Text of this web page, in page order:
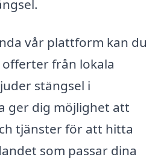
vår plattform kan du
från lokala
stängsel i
ger dig möjlighet att
tjänster för att hitta
som passar dina